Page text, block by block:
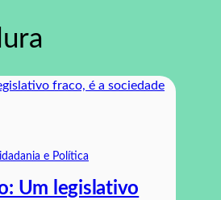
e Política
Um legislativo